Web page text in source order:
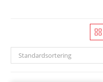
Standardsortering